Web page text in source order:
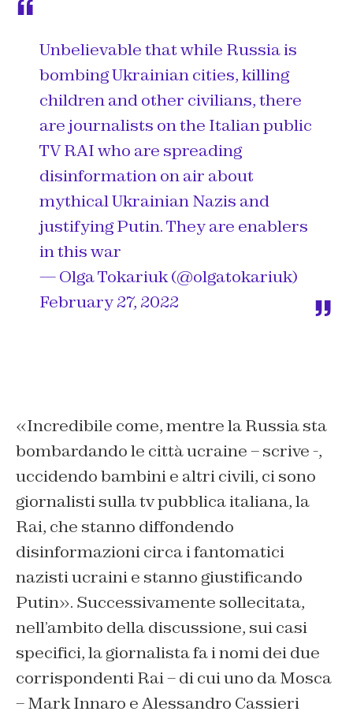
Unbelievable that while Russia is
bombing Ukrainian cities, killing
children and other civilians, there
are journalists on the Italian public
TV RAI who are spreading
disinformation on air about
mythical Ukrainian Nazis and
justifying Putin. They are enablers
in this war
— Olga Tokariuk (@olgatokariuk)
February 27, 2022
«Incredibile come, mentre la Russia sta
bombardando le città ucraine – scrive -,
uccidendo bambini e altri civili, ci sono
giornalisti sulla tv pubblica italiana, la
Rai, che stanno diffondendo
disinformazioni circa i fantomatici
nazisti ucraini e stanno giustificando
Putin». Successivamente sollecitata,
nell’ambito della discussione, sui casi
specifici, la giornalista fa i nomi dei due
corrispondenti Rai – di cui uno da Mosca
– Mark Innaro e Alessandro Cassieri